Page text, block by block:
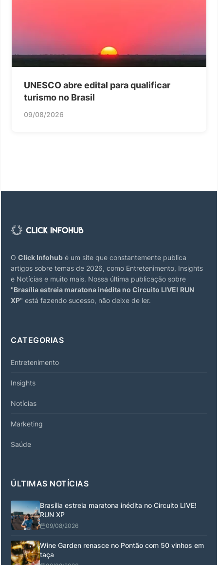
UNESCO abre edital para qualificar
turismo no Brasil
09/08/2026
O Click Infohub é um site que constantemente publica
artigos sobre temas de 2026, como Entretenimento, Insights
e Notícias e muito mais. Nossa última publicação sobre
"Brasília estreia maratona inédita no Circuito LIVE! RUN
XP" está fazendo sucesso, não deixe de ler.
CATEGORIAS
Entretenimento
Insights
Notícias
Marketing
Saúde
ÚLTIMAS NOTÍCIAS
Brasília estreia maratona inédita no Circuito LIVE!
RUN XP
09/08/2026
Wine Garden renasce no Pontão com 50 vinhos em
taça